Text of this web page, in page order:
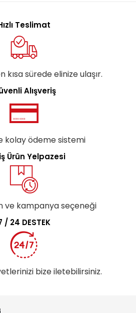
Teslimat
kısa sürede elinize ulaşır.
Alışveriş
kolay ödeme sistemi
Ürün Yelpazesi
ve kampanya seçeneği
/ 24 DESTEK
bize iletebilirsiniz.